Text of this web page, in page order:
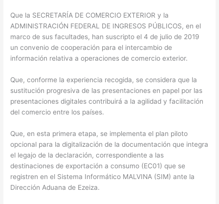
Que la SECRETARÍA DE COMERCIO EXTERIOR y la
ADMINISTRACIÓN FEDERAL DE INGRESOS PÚBLICOS, en el
marco de sus facultades, han suscripto el 4 de julio de 2019
un convenio de cooperación para el intercambio de
información relativa a operaciones de comercio exterior.
Que, conforme la experiencia recogida, se considera que la
sustitución progresiva de las presentaciones en papel por las
presentaciones digitales contribuirá a la agilidad y facilitación
del comercio entre los países.
Que, en esta primera etapa, se implementa el plan piloto
opcional para la digitalización de la documentación que integra
el legajo de la declaración, correspondiente a las
destinaciones de exportación a consumo (EC01) que se
registren en el Sistema Informático MALVINA (SIM) ante la
Dirección Aduana de Ezeiza.